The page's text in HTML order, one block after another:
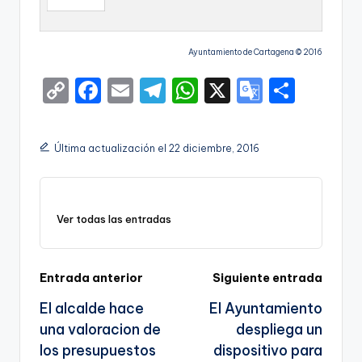
Ayuntamiento de Cartagena © 2016
C
p
y
n
k
F
c
e
o
o
k
E
ai
l
T
e
gr
m
W
a
ts
p
X
G
gl
a
n
sl
a
te
e
Última actualización el 22 diciembre, 2016
Ver todas las entradas
Navegación
de
entradas
Entrada anterior
El alcalde hace
una valoracion de
los presupuestos
Siguiente entrada
El Ayuntamiento
despliega un
dispositivo para